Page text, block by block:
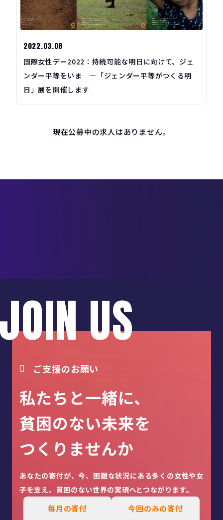
2022.03.08
国際女性デー2022：持続可能な明日に向けて、ジェ
ンダー平等をいま ―「ジェンダー平等がつくる明
日」展を開催します
現在公募中の求人はありません。
US
ご支援のお願い
私たちと一緒に、
貧困のない未来を
つくりませんか
あなたの寄付が、今、困難な状況にある多くの女性や女
子を支え、貧困のない世界の実現へとつながります。
毎月の寄付 今回のみの寄付